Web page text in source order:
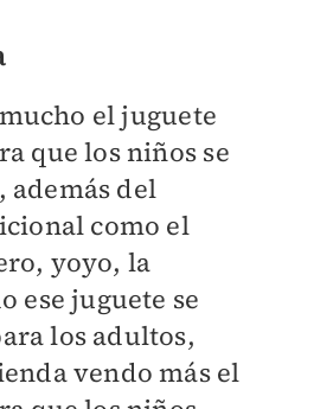
el juguete
que los niños se
además del
como el
yoyo, la
ese juguete se
los adultos,
vendo más el